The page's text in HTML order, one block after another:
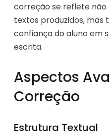
correção se reflete não
textos produzidos,
confiança do aluno em
escrita.
Aspectos
Correção
Estrutura Textual